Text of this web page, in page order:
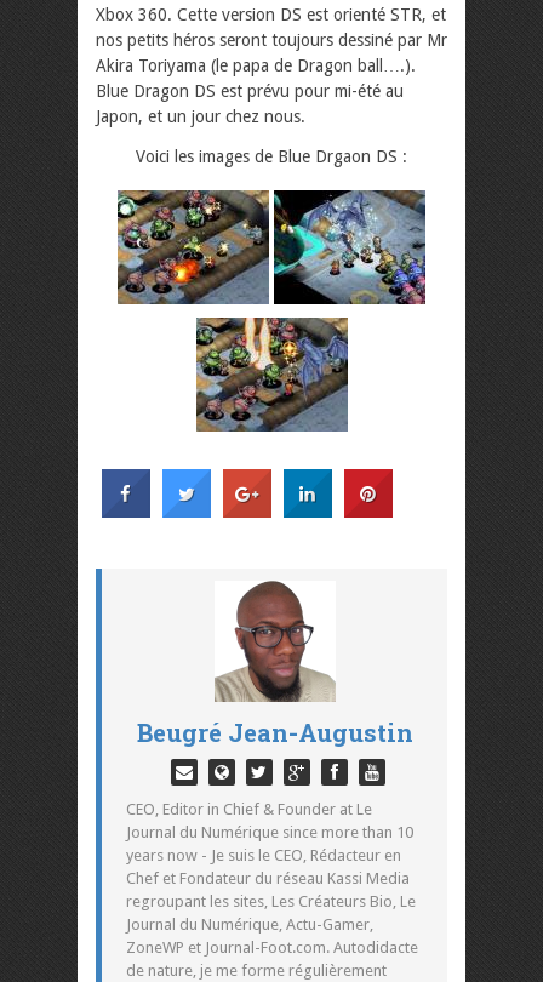
Xbox 360. Cette version DS est orienté STR, et
nos petits héros seront toujours dessiné par Mr
Akira Toriyama (le papa de Dragon ball….).
Blue Dragon DS est prévu pour mi-été au
Japon, et un jour chez nous.
Voici les images de Blue Drgaon DS :
Beugré Jean-Augustin
CEO, Editor in Chief & Founder at Le
Journal du Numérique since more than 10
years now - Je suis le CEO, Rédacteur en
Chef et Fondateur du réseau Kassi Media
regroupant les sites, Les Créateurs Bio, Le
Journal du Numérique, Actu-Gamer,
ZoneWP et Journal-Foot.com. Autodidacte
de nature, je me forme régulièrement